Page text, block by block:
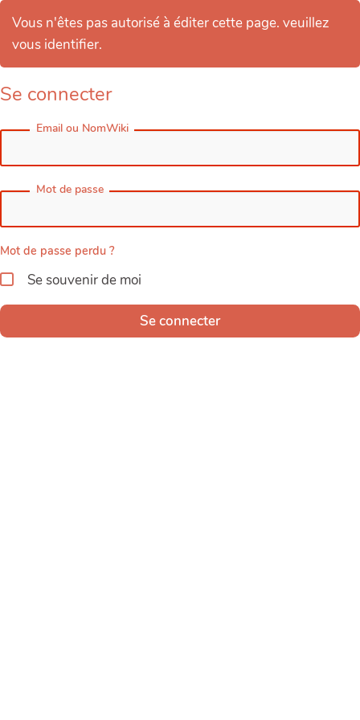
Vous n'êtes pas autorisé à éditer cette page. veuillez
vous identifier.
Se connecter
Email ou NomWiki
Mot de passe
Mot de passe perdu ?
Se souvenir de moi
Se connecter